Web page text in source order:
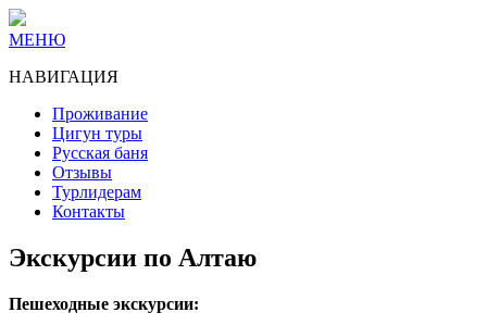
МЕНЮ
НАВИГАЦИЯ
Проживание
Цигун туры
Русская баня
Отзывы
Турлидерам
Контакты
Экскурсии по Алтаю
Пешеходные экскурсии: